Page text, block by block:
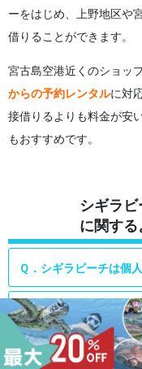
ーをはじめ、上野地区や
借りることができます。
宮古島空港近くのショッ
からの予約レンタルに対
接借りるよりも料金が安
もおすすめです。
シギラ
に関する
Ｑ．シギラビーチは個
Ｑ．シギラビーチでウ
か？